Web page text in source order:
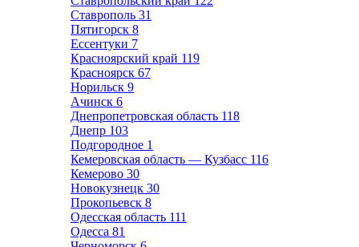
Ставрополь 31
Пятигорск 8
Ессентуки 7
Красноярский край 119
Красноярск 67
Норильск 9
Ачинск 6
Днепропетровская область 118
Днепр 103
Подгородное 1
Кемеровская область — Кузбасс 116
Кемерово 30
Новокузнецк 30
Прокопьевск 8
Одесская область 111
Одесса 81